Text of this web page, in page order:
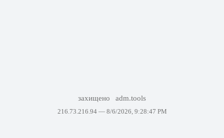
захищено adm.tools
216.73.216.94 — 8/6/2026, 9:28:47 PM